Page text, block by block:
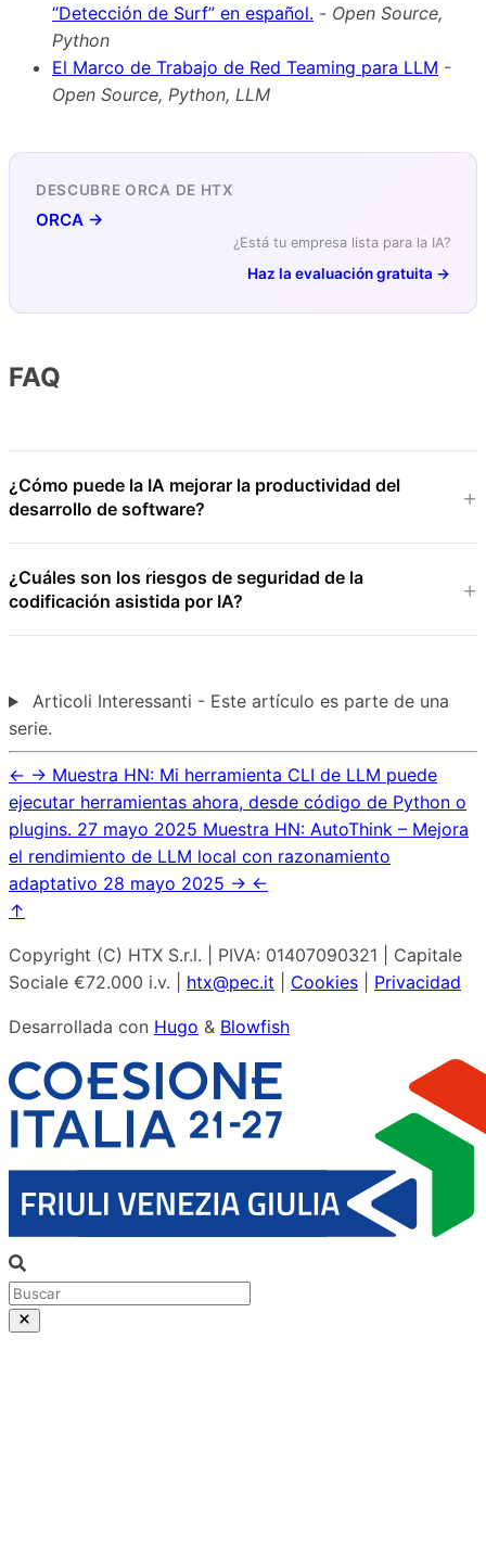
“Detección de Surf” en español. - Open Source,
Python
El Marco de Trabajo de Red Teaming para LLM -
Open Source, Python, LLM
DESCUBRE ORCA DE HTX
ORCA →
¿Está tu empresa lista para la IA?
Haz la evaluación gratuita →
FAQ
¿Cómo puede la IA mejorar la productividad del
desarrollo de software?
¿Cuáles son los riesgos de seguridad de la
codificación asistida por IA?
Articoli Interessanti - Este artículo es parte de una
serie.
← → Muestra HN: Mi herramienta CLI de LLM puede
ejecutar herramientas ahora, desde código de Python o
plugins. 27 mayo 2025 Muestra HN: AutoThink – Mejora
el rendimiento de LLM local con razonamiento
adaptativo 28 mayo 2025 → ←
↑
Copyright (C) HTX S.r.l. | PIVA: 01407090321 | Capitale
Sociale €72.000 i.v. | htx@pec.it Cookies Privacidad
Desarrollada con Hugo & Blowfish